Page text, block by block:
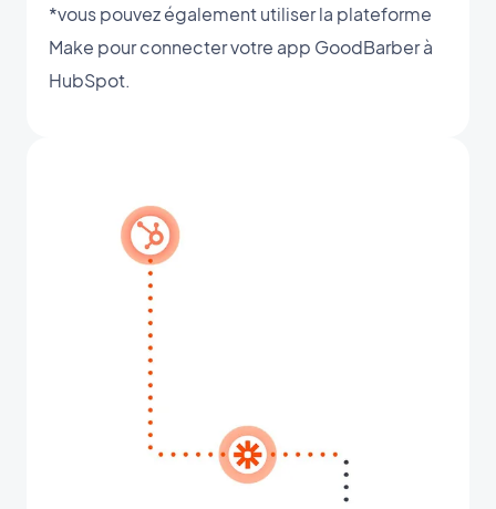
*vous pouvez également utiliser la plateforme
Make pour connecter votre app GoodBarber à
HubSpot.